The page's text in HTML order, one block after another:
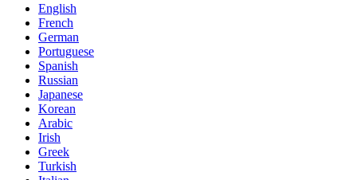
English
French
German
Portuguese
Spanish
Russian
Japanese
Korean
Arabic
Irish
Greek
Turkish